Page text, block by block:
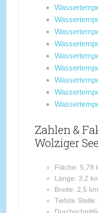
Zahlen &
Wolziger See
Fläche: 5,79
Länge: 3,2
Breite: 2,5 km
Tiefste